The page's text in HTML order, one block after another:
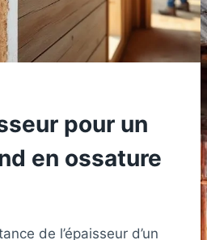
pour un
en ossature
de l’épaisseur d’un